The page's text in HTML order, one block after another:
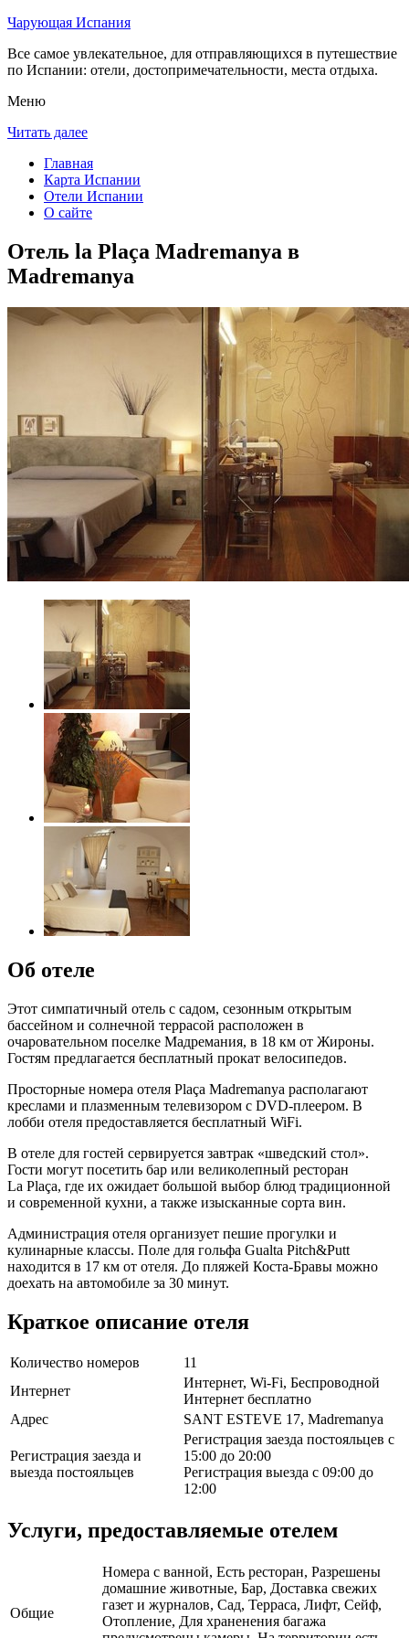
Чарующая Испания
Все самое увлекательное, для отправляющихся в путешествие
по Испании: отели, достопримечательности, места отдыха.
Меню
Читать далее
Главная
Карта Испании
Отели Испании
О сайте
Отель la Plaça Madremanya в
Madremanya
Об отеле
Этот симпатичный отель с садом, сезонным открытым
бассейном и солнечной террасой расположен в
очаровательном поселке Мадремания, в 18 км от Жироны.
Гостям предлагается бесплатный прокат велосипедов.
Просторные номера отеля Plaça Madremanya располагают
креслами и плазменным телевизором с DVD-плеером. В
лобби отеля предоставляется бесплатный WiFi.
В отеле для гостей сервируется завтрак «шведский стол».
Гости могут посетить бар или великолепный ресторан
La Plaça, где их ожидает большой выбор блюд традиционной
и современной кухни, а также изысканные сорта вин.
Администрация отеля организует пешие прогулки и
кулинарные классы. Поле для гольфа Gualta Pitch&Putt
находится в 17 км от отеля. До пляжей Коста-Бравы можно
доехать на автомобиле за 30 минут.
Краткое описание отеля
Количество номеров
11
Интернет
Интернет, Wi-Fi, Беспроводной
Интернет бесплатно
Адрес
SANT ESTEVE 17, Madremanya
Регистрация заезда и
выезда постояльцев
Регистрация заезда постояльцев с
15:00 до 20:00
Регистрация выезда с 09:00 до
12:00
Услуги, предоставляемые отелем
Общие
Номера с ванной, Есть ресторан, Разрешены
домашние животные, Бар, Доставка свежих
газет и журналов, Сад, Терраса, Лифт, Сейф,
Отопление, Для храненения багажа